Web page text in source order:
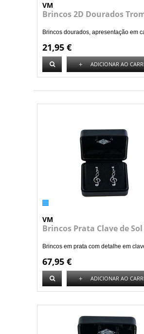
VM
Brincos 2D Dourados
Brincos dourados, apresentação em
21,95 €
+ ADICIONAR AO
VM
Brincos Prata Clave de Sol
Brincos em prata com detalhe em
67,95 €
+ ADICIONAR AO